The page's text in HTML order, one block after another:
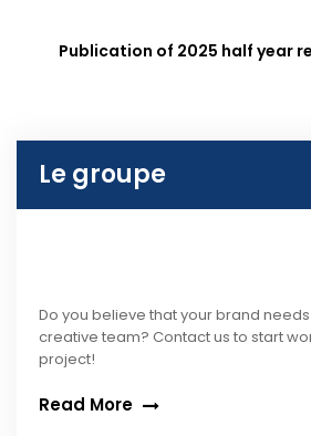
Publication of 2025 half year
Le groupe
Do you believe that your brand
creative team? Contact us to start
project!
Read More